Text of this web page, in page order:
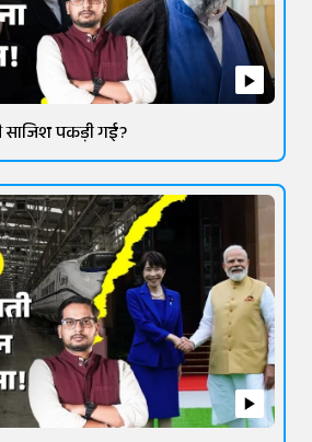
साजिश पकड़ी गई?